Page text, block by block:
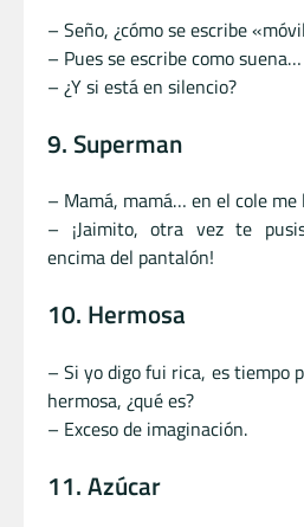
– Seño, ¿cómo se escribe
– Pues se escribe como suena…
– ¿Y si está en silencio?
9. Superman
– Mamá, mamá… en el cole
– ¡Jaimito, otra vez te
encima del pantalón!
10. Hermosa
– Si yo digo fui rica, es tiempo
hermosa, ¿qué es?
– Exceso de imaginación.
11. Azúcar